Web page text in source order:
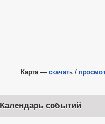
Карта — скачать /
Календарь событий